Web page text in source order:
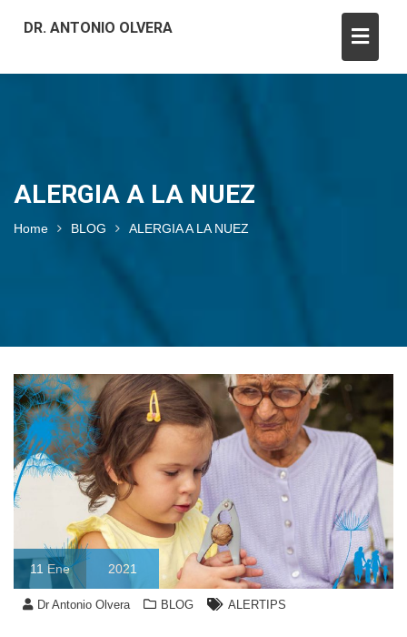
DR. ANTONIO OLVERA
ALERGIA A LA NUEZ
Home BLOG ALERGIA A LA NUEZ
11 Ene 2021
Dr Antonio Olvera BLOG ALERTIPS